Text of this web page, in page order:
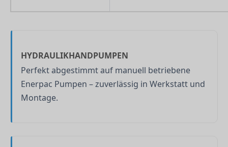
HYDRAULIKHANDPUMPEN
Perfekt abgestimmt auf manuell betriebene
Enerpac Pumpen – zuverlässig in Werkstatt und
Montage.